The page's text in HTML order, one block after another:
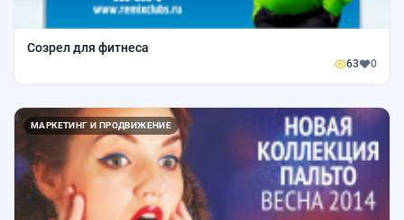
Созрел для фитнеса
63 0
МАРКЕТИНГ И ПРОДВИЖЕНИЕ